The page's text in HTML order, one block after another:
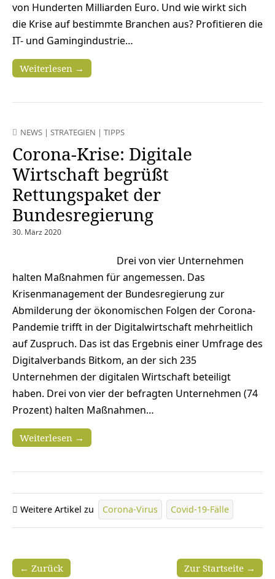
von Hunderten Milliarden Euro. Und wie wirkt sich
die Krise auf bestimmte Branchen aus? Profitieren die
IT- und Gamingindustrie…
Weiterlesen →
NEWS | STRATEGIEN | TIPPS
Corona-Krise: Digitale
Wirtschaft begrüßt
Rettungspaket der
Bundesregierung
30. März 2020
Drei von vier Unternehmen
halten Maßnahmen für angemessen. Das
Krisenmanagement der Bundesregierung zur
Abmilderung der ökonomischen Folgen der Corona-
Pandemie trifft in der Digitalwirtschaft mehrheitlich
auf Zuspruch. Das ist das Ergebnis einer Umfrage des
Digitalverbands Bitkom, an der sich 235
Unternehmen der digitalen Wirtschaft beteiligt
haben. Drei von vier der befragten Unternehmen (74
Prozent) halten Maßnahmen…
Weiterlesen →
Weitere Artikel zu Corona-Virus Covid-19-Fälle
Zur Startseite →
← Zurück